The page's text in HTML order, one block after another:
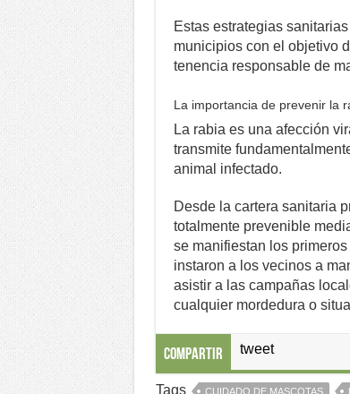
o
k
p
er
Estas estrategias
municipios con el objetivo
tenencia responsable de
La importancia de prevenir la
La rabia es una afección
transmite
animal infectado.
Desde la cartera sanitaria
totalmente prevenible
se manifiestan los
instaron a los vecinos a
asistir a las campañas
cualquier mordedura o
Compartir tweet
Tags CUIDADO DE MASCOTAS